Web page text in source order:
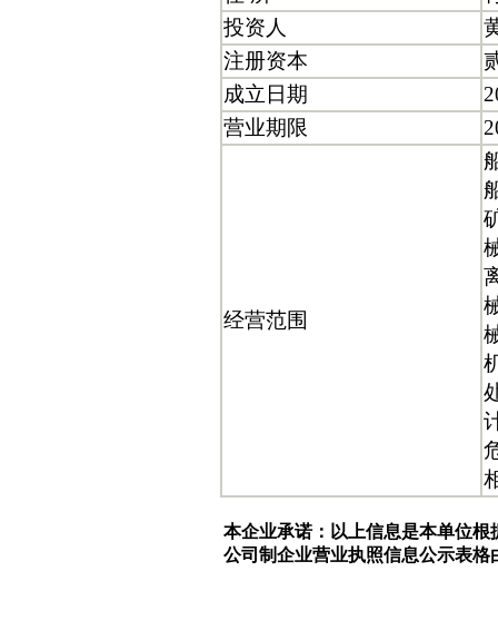
投资人
注册资本
成立日期
营业期限
经营范围
本企业承诺：以上信息是本单位根
公司制企业营业执照信息公示表